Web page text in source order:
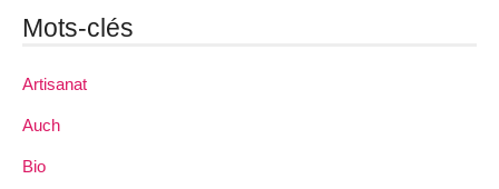
Mots-clés
Artisanat
Auch
Bio